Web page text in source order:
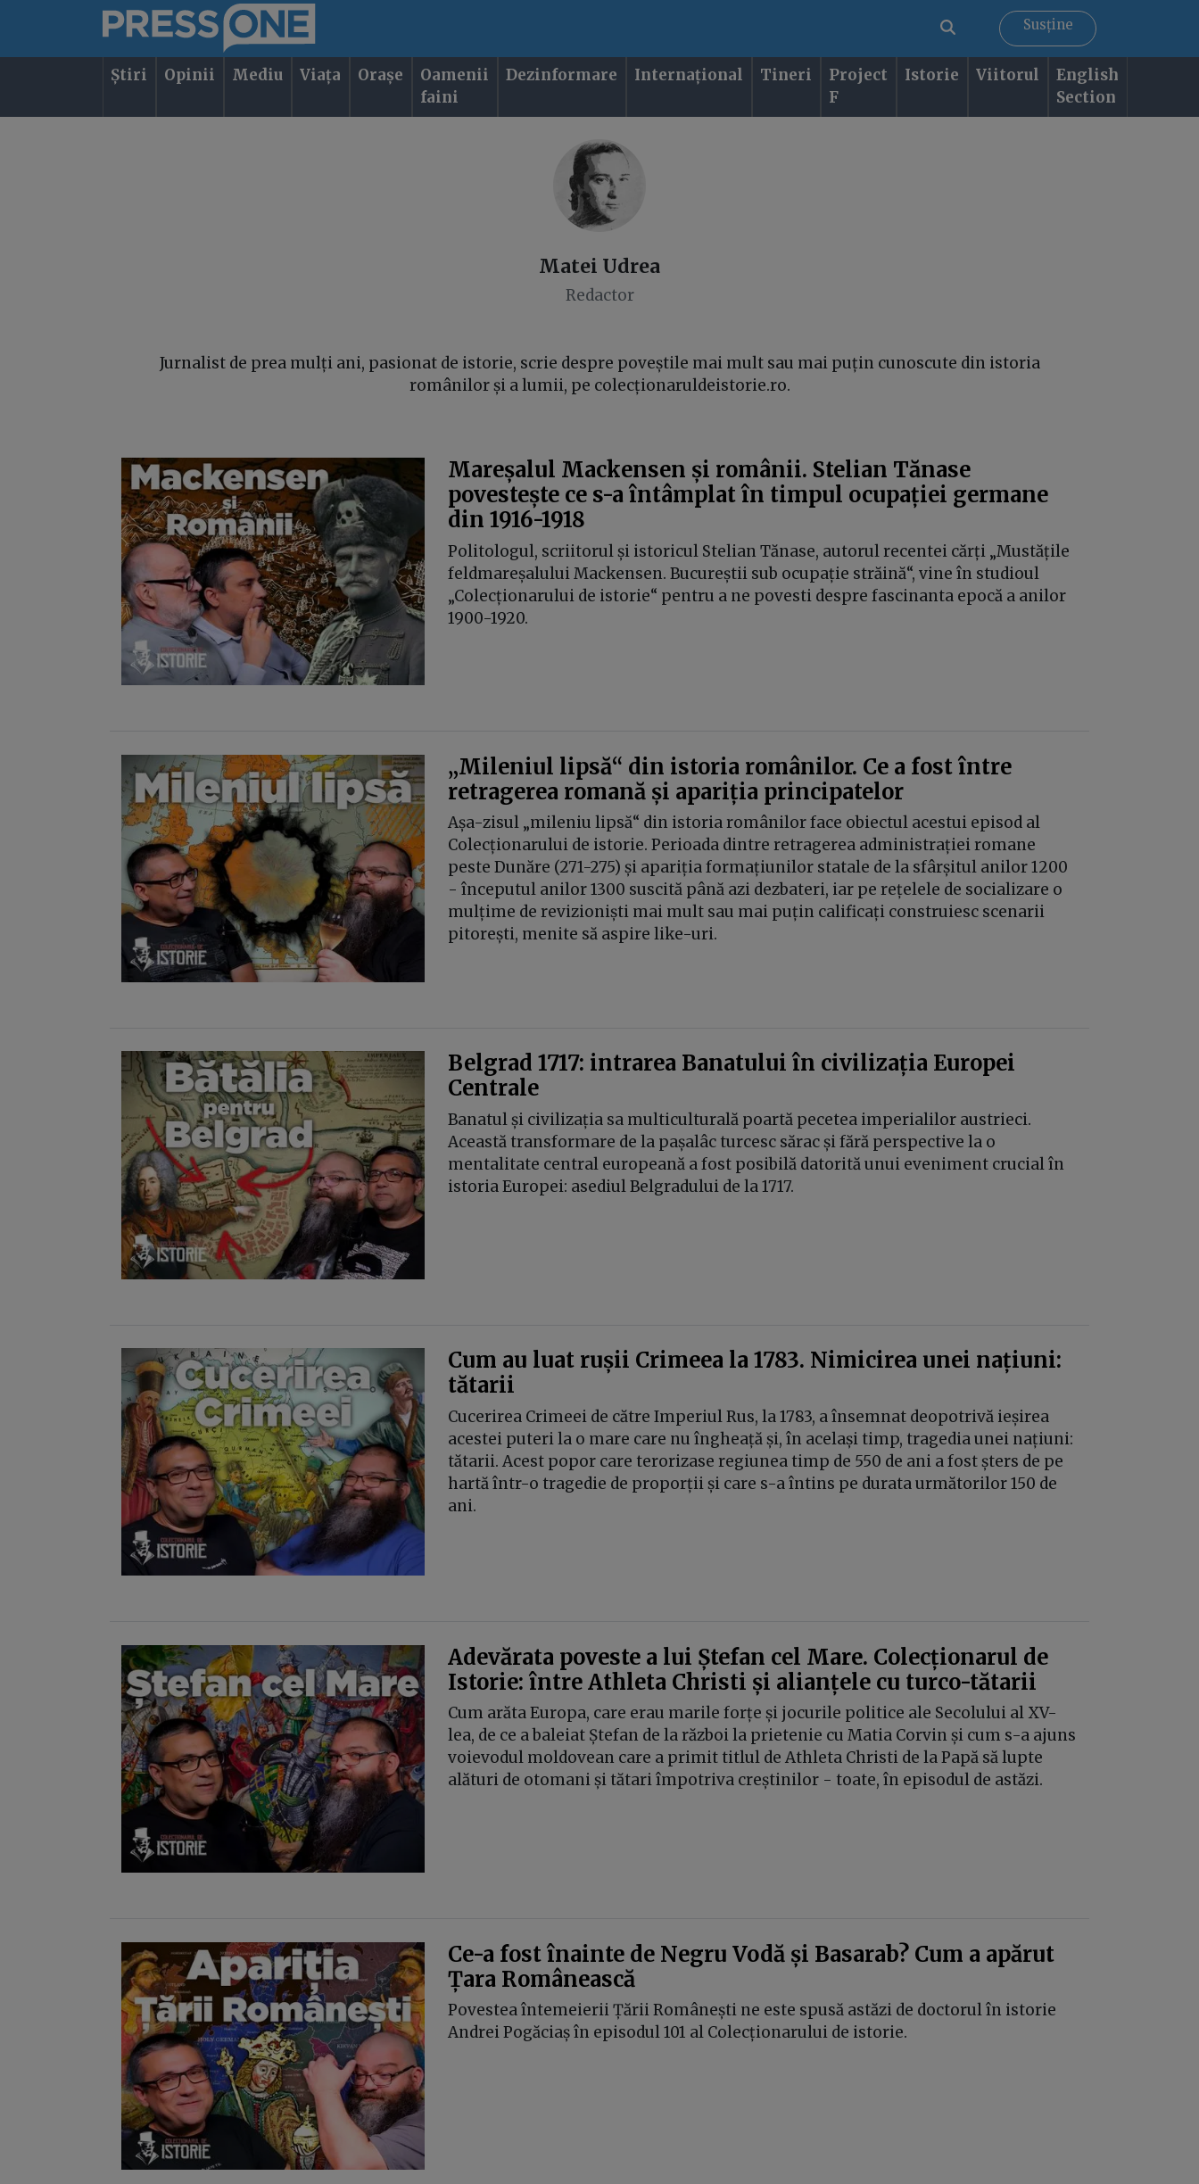
Susține
Știri Opinii Mediu Viața Orașe
Oamenii
faini
Dezinformare Internațional Tineri
Project
F
Istorie Viitorul
English
Section
Matei Udrea
Redactor
Jurnalist de prea mulți ani, pasionat de istorie, scrie despre poveștile mai mult sau mai puțin cunoscute din istoria
românilor și a lumii, pe colecționaruldeistorie.ro.
Mareșalul Mackensen și românii. Stelian Tănase
povestește ce s-a întâmplat în timpul ocupației germane
din 1916-1918
Politologul, scriitorul și istoricul Stelian Tănase, autorul recentei cărți „Mustățile
feldmareșalului Mackensen. Bucureștii sub ocupație străină“, vine în studioul
„Colecționarului de istorie“ pentru a ne povesti despre fascinanta epocă a anilor
1900-1920.
„Mileniul lipsă“ din istoria românilor. Ce a fost între
retragerea romană și apariția principatelor
Așa-zisul „mileniu lipsă“ din istoria românilor face obiectul acestui episod al
Colecționarului de istorie. Perioada dintre retragerea administrației romane
peste Dunăre (271-275) și apariția formațiunilor statale de la sfârșitul anilor 1200
- începutul anilor 1300 suscită până azi dezbateri, iar pe rețelele de socializare o
mulțime de revizioniști mai mult sau mai puțin calificați construiesc scenarii
pitorești, menite să aspire like-uri.
Belgrad 1717: intrarea Banatului în civilizația Europei
Centrale
Banatul și civilizația sa multiculturală poartă pecetea imperialilor austrieci.
Această transformare de la pașalâc turcesc sărac și fără perspective la o
mentalitate central europeană a fost posibilă datorită unui eveniment crucial în
istoria Europei: asediul Belgradului de la 1717.
Cum au luat rușii Crimeea la 1783. Nimicirea unei națiuni:
tătarii
Cucerirea Crimeei de către Imperiul Rus, la 1783, a însemnat deopotrivă ieșirea
acestei puteri la o mare care nu îngheață și, în același timp, tragedia unei națiuni:
tătarii. Acest popor care terorizase regiunea timp de 550 de ani a fost șters de pe
hartă într-o tragedie de proporții și care s-a întins pe durata următorilor 150 de
ani.
Adevărata poveste a lui Ștefan cel Mare. Colecționarul de
Istorie: între Athleta Christi și alianțele cu turco-tătarii
Cum arăta Europa, care erau marile forțe și jocurile politice ale Secolului al XV-
lea, de ce a baleiat Ștefan de la război la prietenie cu Matia Corvin și cum s-a ajuns
voievodul moldovean care a primit titlul de Athleta Christi de la Papă să lupte
alături de otomani și tătari împotriva creștinilor - toate, în episodul de astăzi.
Ce-a fost înainte de Negru Vodă și Basarab? Cum a apărut
Țara Românească
Povestea întemeierii Țării Românești ne este spusă astăzi de doctorul în istorie
Andrei Pogăciaș în episodul 101 al Colecționarului de istorie.